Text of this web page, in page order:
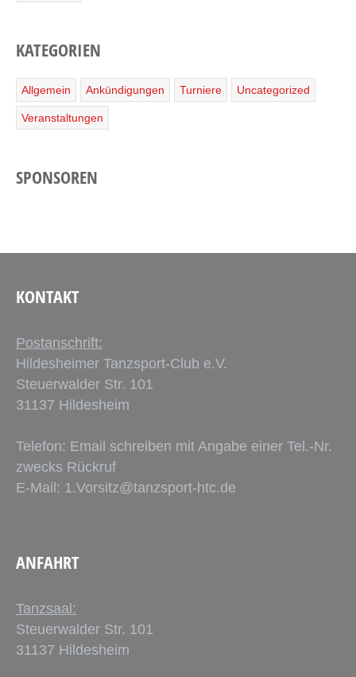
KATEGORIEN
Allgemein Ankündigungen Turniere Uncategorized
Veranstaltungen
SPONSOREN
KONTAKT
Postanschrift:
Hildesheimer Tanzsport-Club e.V.
Steuerwalder Str. 101
31137 Hildesheim
Telefon: Email schreiben mit Angabe einer Tel.-Nr.
zwecks Rückruf
E-Mail: 1.Vorsitz@tanzsport-htc.de
ANFAHRT
Tanzsaal:
Steuerwalder Str. 101
31137 Hildesheim